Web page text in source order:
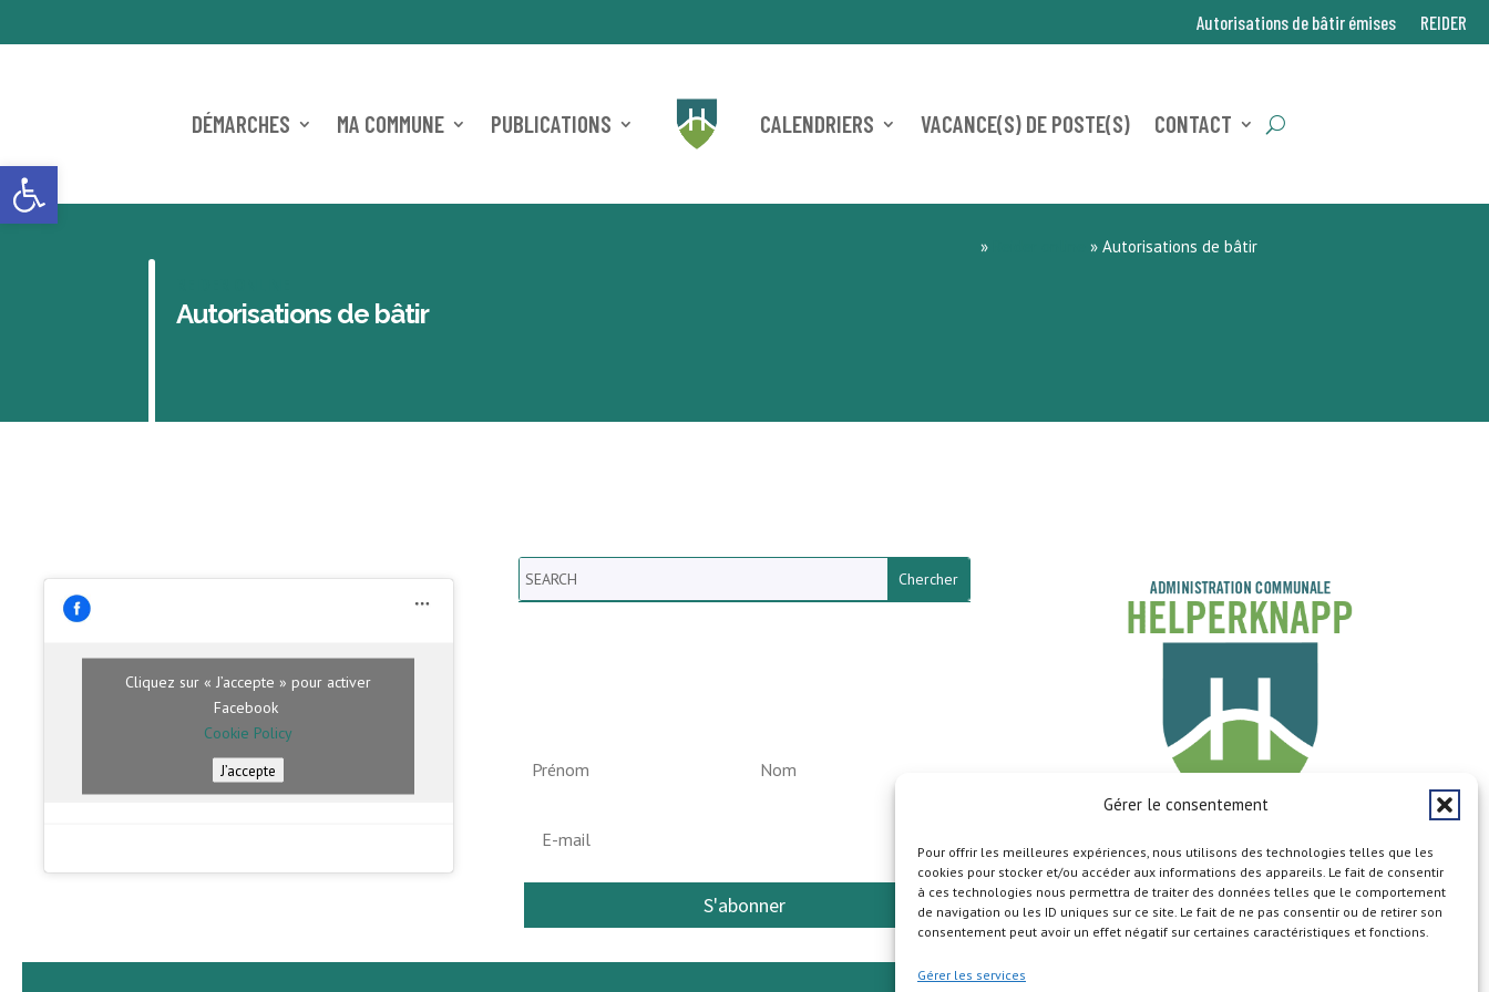
Ouvrir la barre d’outils
Gérer le consentement
Pour offrir les meilleures expériences, nous utilisons des technologies telles que les
cookies pour stocker et/ou accéder aux informations des appareils. Le fait de consentir
à ces technologies nous permettra de traiter des données telles que le comportement
de navigation ou les ID uniques sur ce site. Le fait de ne pas consentir ou de retirer son
consentement peut avoir un effet négatif sur certaines caractéristiques et fonctions.
Gérer les services
Autorisations de bâtir émises REIDER
DÉMARCHES MA COMMUNE PUBLICATIONS CALENDRIERS VACANCE(S) DE POSTE(S) CONTACT
Autorisations de bâtir
» » Autorisations de bâtir
Cliquez sur « J’accepte » pour activer
Facebook
Cookie Policy
J’accepte
Search
S'abonner
Copyright © 2026
Plan du site